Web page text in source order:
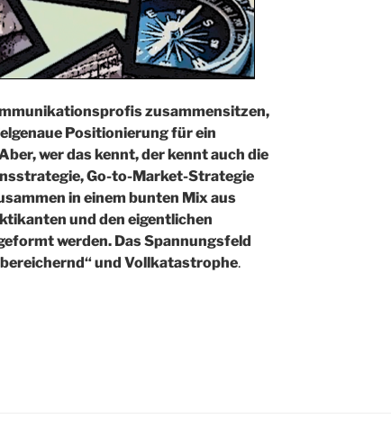
zusammensitzen,
Positionierung für ein
wer das kennt, der kennt auch die
Go-to-Market-Strategie
in einem bunten Mix aus
und den eigentlichen
werden. Das Spannungsfeld
und Vollkatastrophe.